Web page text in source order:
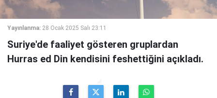
Yayınlanma: 28 Ocak 2025 Salı 23:11
Suriye'de faaliyet gösteren gruplardan
Hurras ed Din kendisini feshettiğini açıkladı.